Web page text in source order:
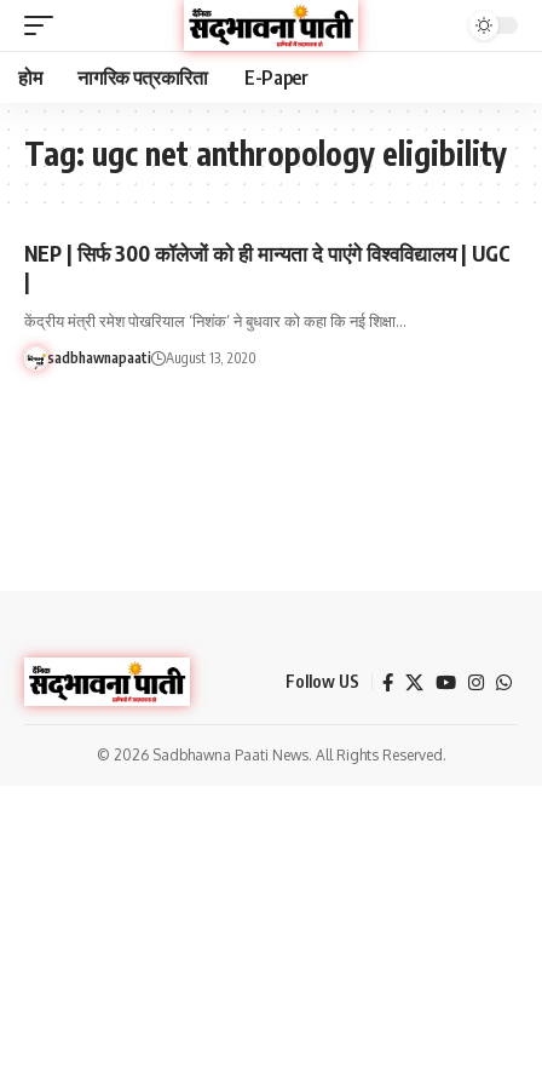
होम नागरिक पत्रकारिता E-Paper
Tag: ugc net anthropology eligibility
NEP | सिर्फ 300 कॉलेजों को ही मान्यता दे पाएंगे विश्वविद्यालय | UGC
|
केंद्रीय मंत्री रमेश पोखरियाल ‘निशंक’ ने बुधवार को कहा कि नई शिक्षा…
sadbhawnapaati August 13, 2020
Follow US
© 2026 Sadbhawna Paati News. All Rights Reserved.